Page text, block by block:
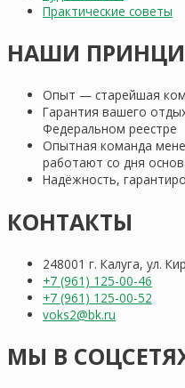
Практические советы
НАШИ
Опыт — старейшая
Гарантия вашего
Федеральном реестре
Опытная команда
работают со дня
Надёжность,
КОНТАКТЫ
248001 г. Калуга, ул.
+7 (961) 125-00-46
+7 (961) 125-00-52
voks2@bk.ru
МЫ В